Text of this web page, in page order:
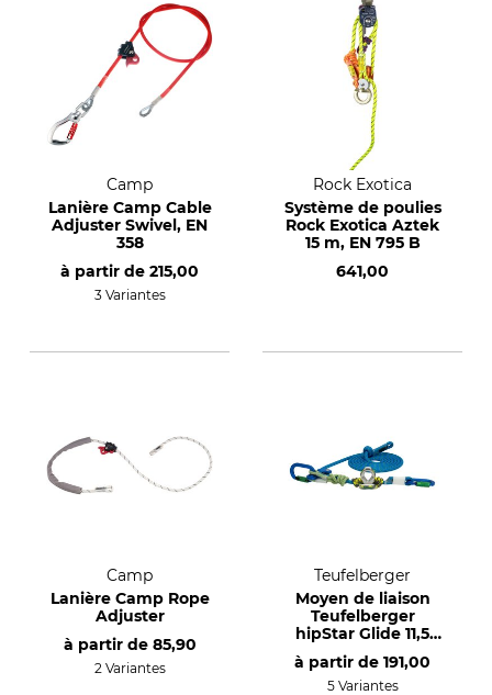
Camp
Lanière Camp Cable
Adjuster Swivel, EN
358
à partir de 215,00
3 Variantes
Rock Exotica
Système de poulies
Rock Exotica Aztek
15 m, EN 795 B
641,00
Camp
Lanière Camp Rope
Adjuster
à partir de 85,90
2 Variantes
Teufelberger
Moyen de liaison
Teufelberger
hipStar Glide 11,5
mm
à partir de 191,00
5 Variantes